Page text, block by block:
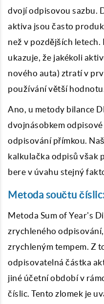
dvojí odpisovou sazbu.
aktiva jsou často
než v pozdějších
ukazuje, že jakékoli
nového auta) ztratí v
používání větší
Ano, u metody bilance
dvojnásobkem
odpisování přímkou.
kalkulačka odpisů však
bere v úvahu stejný
Metoda součtu
Metoda Sum of Year's
zrychleného
zrychleným tempem. Z
odpisovatelná částka
jiné účetní období v
číslic. Tento zlomek je